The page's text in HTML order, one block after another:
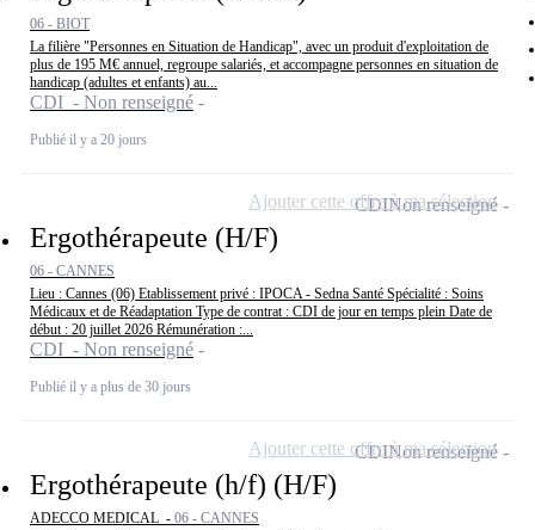
06 - BIOT
La filière "Personnes en Situation de Handicap", avec un produit d'exploitation de
plus de 195 M€ annuel, regroupe salariés, et accompagne personnes en situation de
handicap (adultes et enfants) au...
CDI - Non renseigné
Publié il y a 20 jours
Ergothérapeute (H/F)
06 - CANNES
Lieu : Cannes (06) Etablissement privé : IPOCA - Sedna Santé Spécialité : Soins
Médicaux et de Réadaptation Type de contrat : CDI de jour en temps plein Date de
début : 20 juillet 2026 Rémunération :...
CDI - Non renseigné
Publié il y a plus de 30 jours
CDINon renseigné
Ajouter cette offre à ma sélection
Ergothérapeute (h/f) (H/F)
ADECCO MEDICAL - 06 - CANNES
CDINon renseigné
Ajouter cette offre à ma sélection